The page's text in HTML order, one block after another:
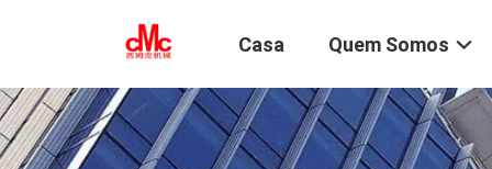
Casa Quem Somos